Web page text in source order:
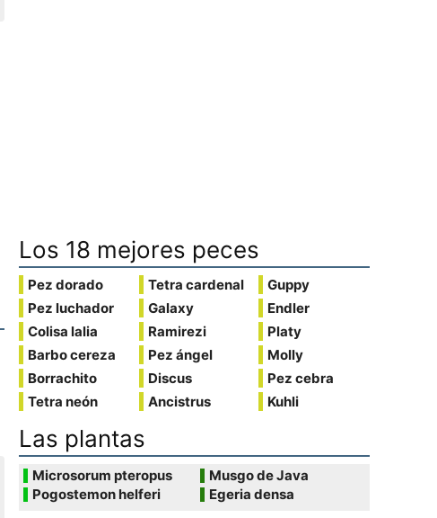
Los 18 mejores peces
Pez dorado
Pez luchador
Colisa lalia
Barbo cereza
Borrachito
Tetra neón
Tetra cardenal
Galaxy
Ramirezi
Pez ángel
Discus
Ancistrus
Guppy
Endler
Platy
Molly
Pez cebra
Kuhli
Las plantas
Microsorum pteropus
Pogostemon helferi
Musgo de Java
Egeria densa